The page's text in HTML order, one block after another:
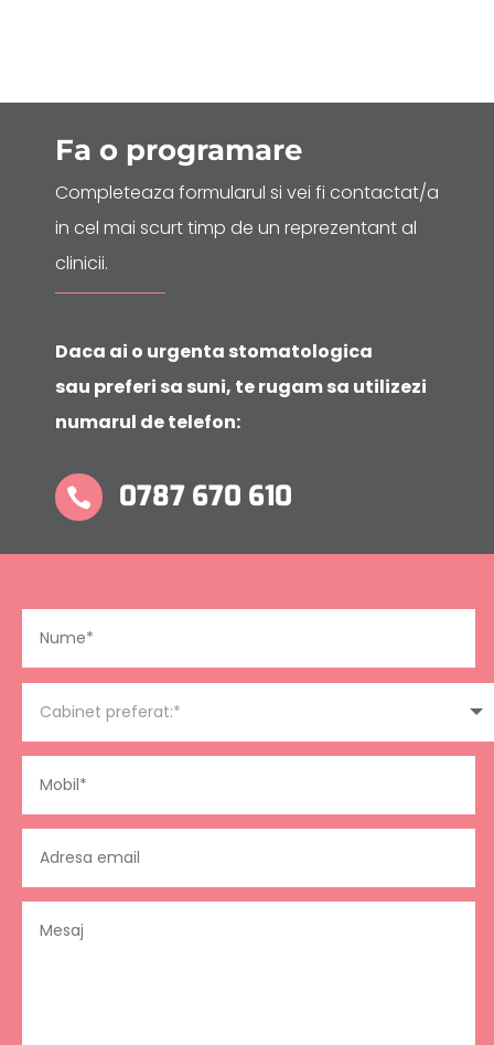
Fa o programare
Completeaza formularul si vei fi contactat/a
in cel mai scurt timp de un reprezentant al
clinicii.
Daca ai o urgenta stomatologica
sau preferi sa suni, te rugam sa utilizezi
numarul de telefon:
 0787 670 610